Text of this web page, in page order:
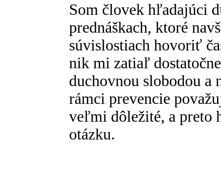
Som človek hľadajúci
prednáškach, ktoré
súvislostiach hovoriť
nik mi zatiaľ
duchovnou slobodou a
rámci prevencie
veľmi dôležité, a preto
otázku.